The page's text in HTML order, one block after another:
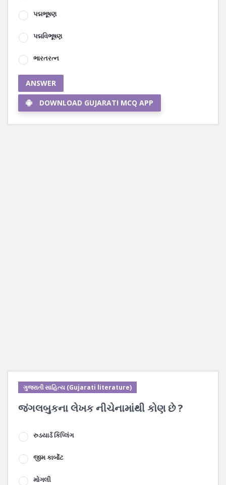
પદ્મભૂષણ
પદ્મવિભૂષણ
ભારતરત્ન
ANSWER
DOWNLOAD GUJARATI MCQ APP
ગુજરાતી સાહિત્ય (Gujarati literature)
જંગલબુકના લેખક નીચેનામાંથી કોણ છે ?
રુડયાર્ડ કિપ્લિંગ
જીમ કાર્બોટ
મોગલી